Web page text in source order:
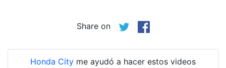
Share on
Honda City me ayudó a hacer estos videos